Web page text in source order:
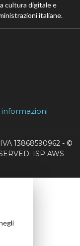
cultura digitale e
italiane.
13868590962 - ©
ISP AWS